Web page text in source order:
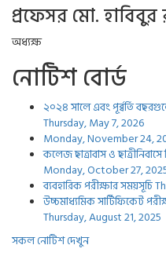
প্রফেসর মো.
অধ্যক্ষ
নোটিশ বোর্ড
২০২৪ সালে এবং পূর্ব্বর্তি
Thursday, May 7, 2026
Monday, November 24,
কলেজ ছাত্রাবাস ও
Monday, October 27,
ব্যবহারিক পরীক্ষার সময়সূচি
উচ্চমাধ্যমিক সার্টিফিকেট
Thursday, August 21, 2025
সকল নোটিশ দেখুন